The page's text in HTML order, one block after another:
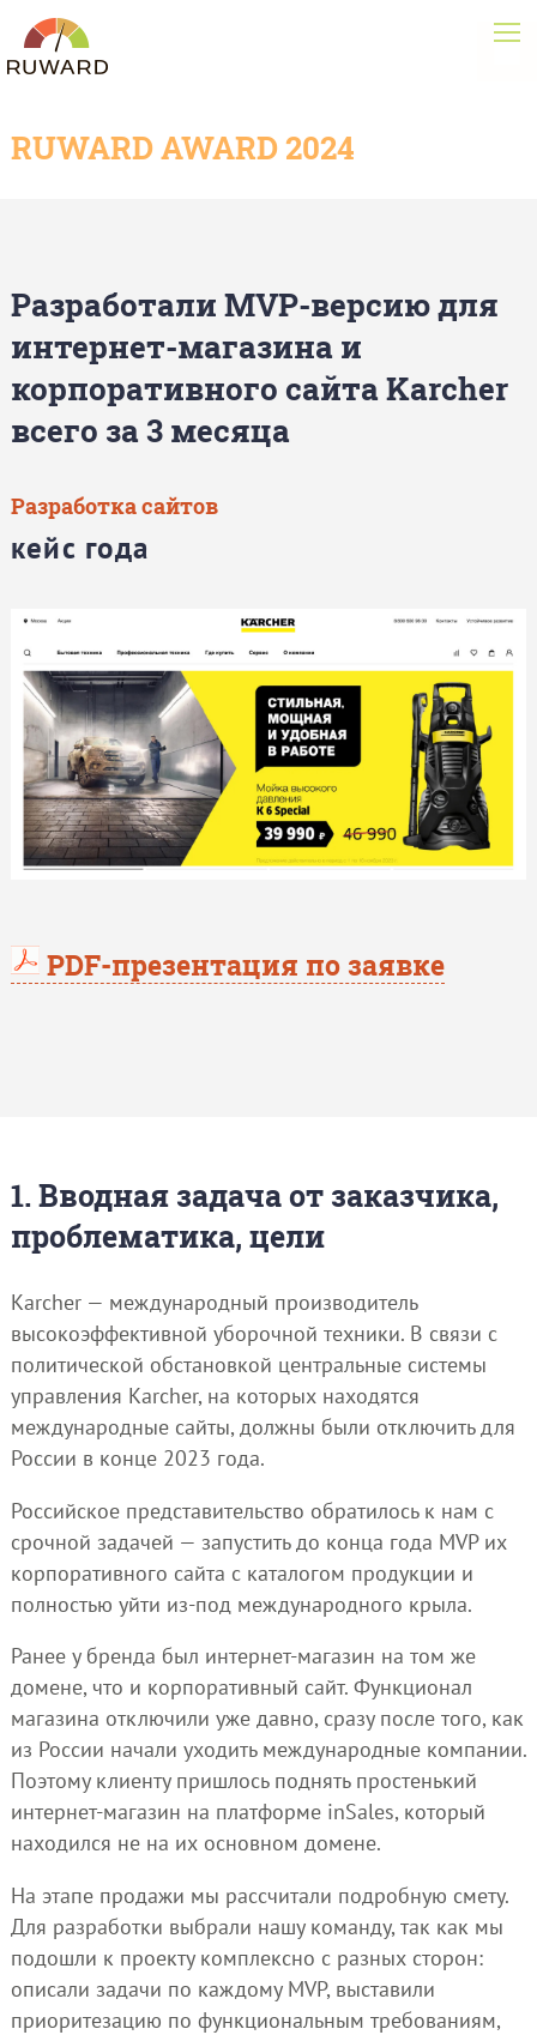
RUWARD AWARD 2024
Разработали MVP-версию для
интернет-магазина и
корпоративного сайта Karcher
всего за 3 месяца
Разработка сайтов
кейс года
PDF-презентация по заявке
1. Вводная задача от заказчика,
проблематика, цели
Karcher — международный производитель
высокоэффективной уборочной техники. В связи с
политической обстановкой центральные системы
управления Karcher, на которых находятся
международные сайты, должны были отключить для
России в конце 2023 года.
Российское представительство обратилось к нам с
срочной задачей — запустить до конца года MVP их
корпоративного сайта с каталогом продукции и
полностью уйти из-под международного крыла.
Ранее у бренда был интернет-магазин на том же
домене, что и корпоративный сайт. Функционал
магазина отключили уже давно, сразу после того, как
из России начали уходить международные компании.
Поэтому клиенту пришлось поднять простенький
интернет-магазин на платформе inSales, который
находился не на их основном домене.
На этапе продажи мы рассчитали подробную смету.
Для разработки выбрали нашу команду, так как мы
подошли к проекту комплексно с разных сторон:
описали задачи по каждому MVP, выставили
приоритезацию по функциональным требованиям,